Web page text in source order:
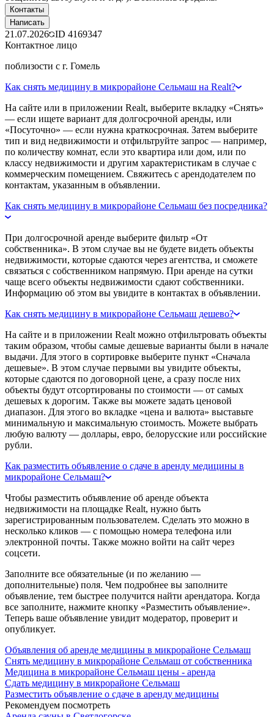
Контакты
Написать
21.07.2026 ID 4169347
Контактное лицо
поблизости с г. Гомель
Как снять медицину в микрорайоне Сельмаш на Realt?
На сайте или в приложении Realt, выберите вкладку «Снять»
— если ищете вариант для долгосрочной аренды, или
«Посуточно» — если нужна краткосрочная. Затем выберите
тип и вид недвижимости и отфильтруйте запрос — например,
по количеству комнат, если это квартира или дом, или по
классу недвижимости и другим характеристикам в случае с
коммерческим помещением. Свяжитесь с арендодателем по
контактам, указанным в объявлении.
Как снять медицину в микрорайоне Сельмаш без посредника?
При долгосрочной аренде выберите фильтр «От
собственника». В этом случае вы не будете видеть объекты
недвижимости, которые сдаются через агентства, и сможете
связаться с собственником напрямую. При аренде на сутки
чаще всего объекты недвижимости сдают собственники.
Информацию об этом вы увидите в контактах в объявлении.
Как снять медицину в микрорайоне Сельмаш дешево?
На сайте и в приложении Realt можно отфильтровать объекты
таким образом, чтобы самые дешевые варианты были в начале
выдачи. Для этого в сортировке выберите пункт «Сначала
дешевые». В этом случае первыми вы увидите объекты,
которые сдаются по договорной цене, а сразу после них
объекты будут отсортированы по стоимости — от самых
дешевых к дорогим. Также вы можете задать ценовой
диапазон. Для этого во вкладке «цена и валюта» выставьте
минимальную и максимальную стоимость. Можете выбрать
любую валюту — доллары, евро, белорусские или российские
рубли.
Как разместить объявление о сдаче в аренду медицины в
микрорайоне Сельмаш?
Чтобы разместить объявление об аренде объекта
недвижимости на площадке Realt, нужно быть
зарегистрированным пользователем. Сделать это можно в
несколько кликов — с помощью номера телефона или
электронной почты. Также можно войти на сайт через
соцсети.
Заполните все обязательные (и по желанию —
дополнительные) поля. Чем подробнее вы заполните
объявление, тем быстрее получится найти арендатора. Когда
все заполните, нажмите кнопку «Разместить объявление».
Теперь ваше объявление увидит модератор, проверит и
опубликует.
Объявления об аренде медицины в микрорайоне Сельмаш
Снять медицину в микрорайоне Сельмаш от собственника
Медицина в микрорайоне Сельмаш цены - аренда
Сдать медицину в микрорайоне Сельмаш
Разместить объявление о сдаче в аренду медицины
Рекомендуем посмотреть